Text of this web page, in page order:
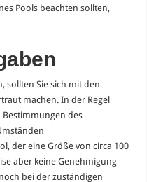
Pools beachten sollten,
sollten Sie sich mit den
machen. In der Regel
des
der eine Größe von circa 100
aber keine Genehmigung
bei der zuständigen